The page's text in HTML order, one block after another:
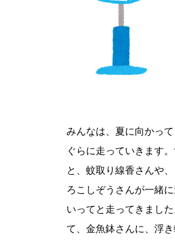
みんなは、夏に向かっ
ぐらに走っていきます。
と、蚊取り線香さんや
ろこしぞうさんが一緒
いってと走ってきまし
て、金魚鉢さんに、浮